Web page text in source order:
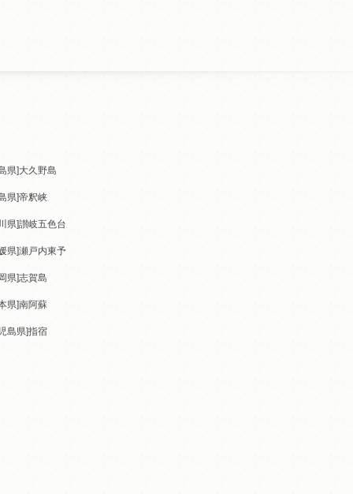
県]大久野島
県]帝釈峡
県]讃岐五色台
県]瀬戸内東予
県]志賀島
県]南阿蘇
島県]指宿